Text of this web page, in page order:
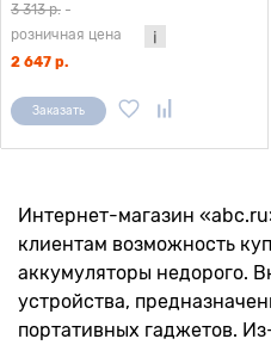
3 313 р. -
розничная цена
2 647 р.
Заказать
Интернет-магазин
клиентам возможность
аккумуляторы недорого.
устройства,
портативных гаджетов.